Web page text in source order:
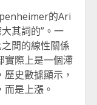
的Ari
其詞的”。一
間的線性關係
實際上是一個滯
史數據顯示，
是上漲。